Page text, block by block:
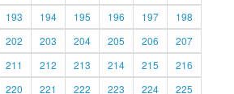
193 194 195 196 197
198
202 203 204 205 206
207
211 212 213 214 215
216
220 221 222 223 224
225